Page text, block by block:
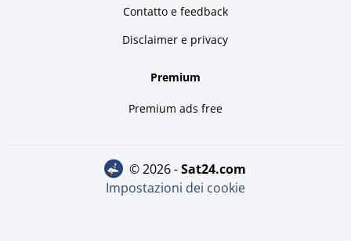
Contatto e feedback
Disclaimer e privacy
Premium
Premium ads free
© 2026 - sat24.com
Impostazioni dei cookie